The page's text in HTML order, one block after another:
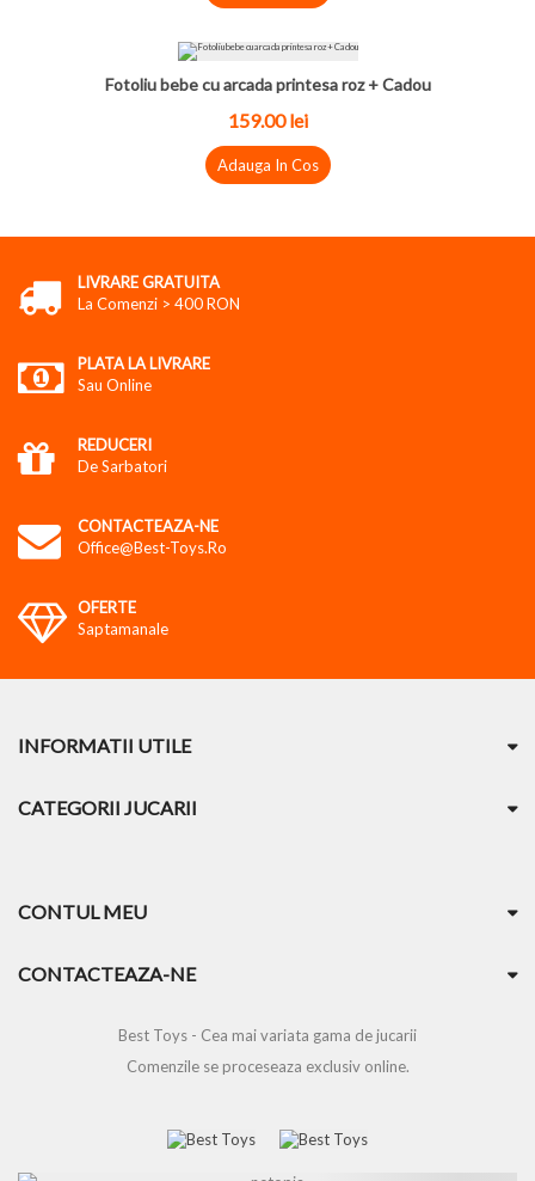
Fotoliu bebe cu arcada printesa roz + Cadou
159.00 lei
Adauga In Cos
LIVRARE GRATUITA
La Comenzi > 400 RON
PLATA LA LIVRARE
Sau Online
REDUCERI
De Sarbatori
CONTACTEAZA-NE
Office@best-Toys.ro
OFERTE
Saptamanale
INFORMATII UTILE
CATEGORII JUCARII
CONTUL MEU
CONTACTEAZA-NE
Best Toys - Cea mai variata gama de jucarii
Comenzile se proceseaza exclusiv online.